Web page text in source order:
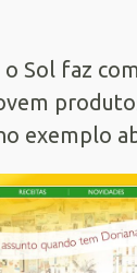
o Sol faz
exemplo